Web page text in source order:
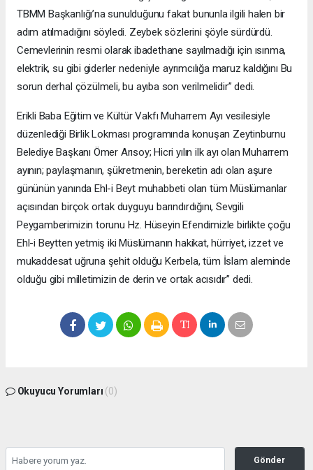
TBMM Başkanlığı’na sunulduğunu fakat bununla ilgili halen bir
adım atılmadığını söyledi. Zeybek sözlerini şöyle sürdürdü.
Cemevlerinin resmi olarak ibadethane sayılmadığı için ısınma,
elektrik, su gibi giderler nedeniyle ayrımcılığa maruz kaldığını Bu
sorun derhal çözülmeli, bu ayıba son verilmelidir” dedi.
Erikli Baba Eğitim ve Kültür Vakfı Muharrem Ayı vesilesiyle
düzenlediği Birlik Lokması programında konuşan Zeytinburnu
Belediye Başkanı Ömer Arısoy; Hicri yılın ilk ayı olan Muharrem
ayının; paylaşmanın, şükretmenin, bereketin adı olan aşure
gününün yanında Ehl-i Beyt muhabbeti olan tüm Müslümanlar
açısından birçok ortak duyguyu barındırdığını, Sevgili
Peygamberimizin torunu Hz. Hüseyin Efendimizle birlikte çoğu
Ehl-i Beytten yetmiş iki Müslümanın hakikat, hürriyet, izzet ve
mukaddesat uğruna şehit olduğu Kerbela, tüm İslam aleminde
olduğu gibi milletimizin de derin ve ortak acısıdır” dedi.
Okuyucu Yorumları (0)
Gönder